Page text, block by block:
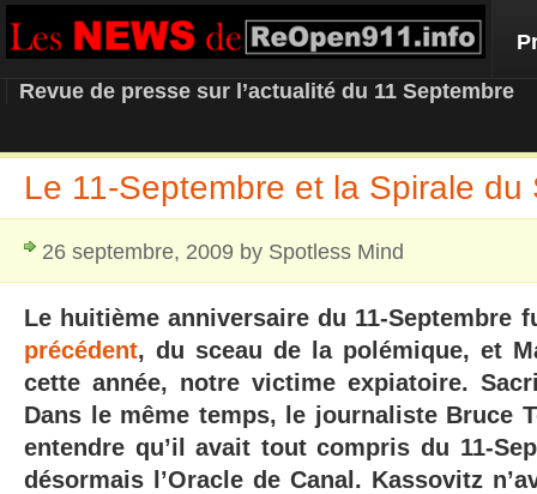
REOPEN911 – NEWS
Revue de presse sur l’actualité du 11 Septembre
Le 11-Septembre et la Spirale du
26 septembre, 2009 by Spotless Mind
Le huitième anniversaire du 11-Septembre
précédent, du sceau de la polémique, et
cette année, notre victime expiatoire.
Dans le même temps, le journaliste Bruce
entendre qu’il avait tout compris du 11-
désormais l’Oracle de Canal. Kassovitz